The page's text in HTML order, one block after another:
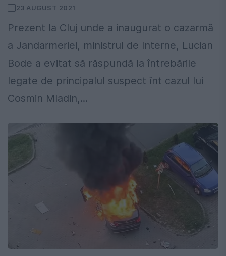
23 AUGUST 2021
Prezent la Cluj unde a inaugurat o cazarmă
a Jandarmeriei, ministrul de Interne, Lucian
Bode a evitat să răspundă la întrebările
legate de principalul suspect înt cazul lui
Cosmin Mladin,...